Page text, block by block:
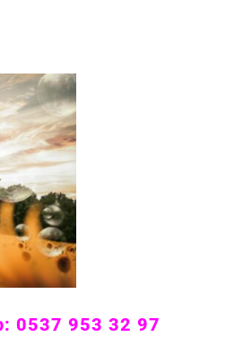
0537 953 32 97